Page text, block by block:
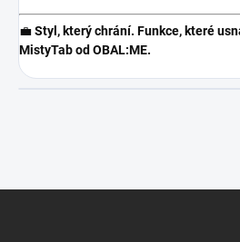
💼Styl, který chrání. Funkce, které
MistyTab od OBAL:ME.